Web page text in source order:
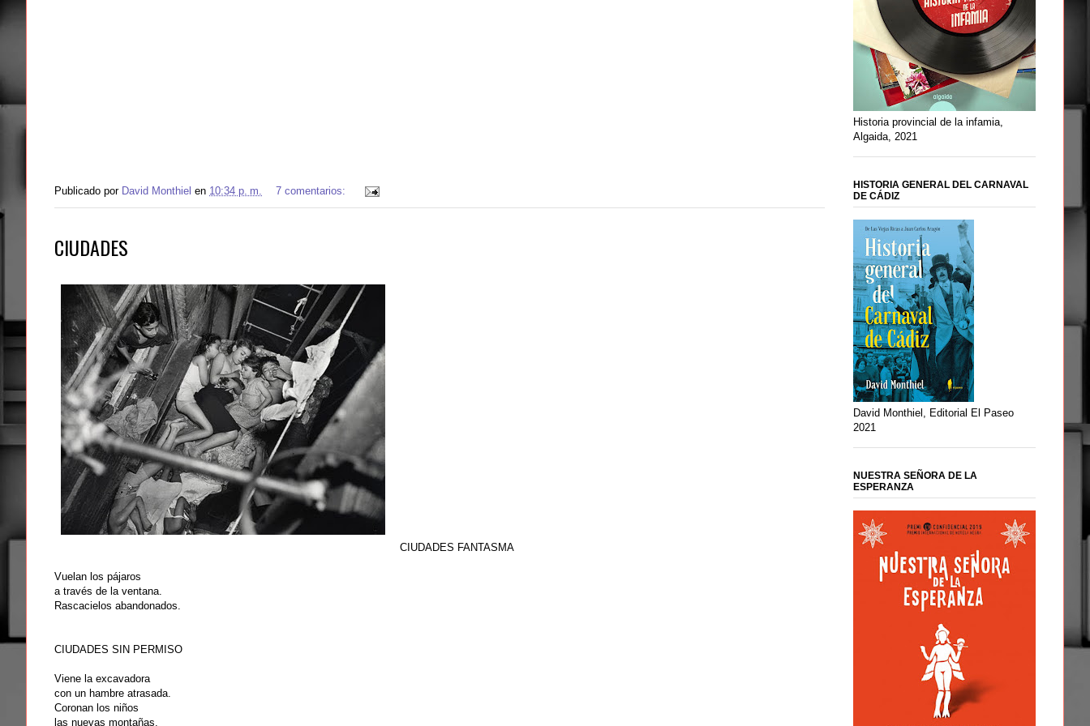
Publicado por David Monthiel en 10:34 p. m. 7 comentarios:
CIUDADES
CIUDADES FANTASMA
Vuelan los pájaros
a través de la ventana.
Rascacielos abandonados.
CIUDADES SIN PERMISO
Viene la excavadora
con un hambre atrasada.
Coronan los niños
las nuevas montañas.
Historia provincial de la infamia,
Algaida, 2021
HISTORIA GENERAL DEL CARNAVAL
DE CÁDIZ
David Monthiel, Editorial El Paseo
2021
NUESTRA SEÑORA DE LA
ESPERANZA